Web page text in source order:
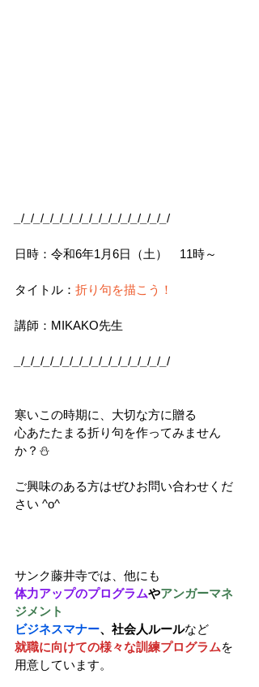
/ / / / / / / / / / / / / / / /
日時：令和6年1月6日（土）　11時～
タイトル： 折り句を描こう！
講師：MIKAKO先生
/ / / / / / / / / / / / / / / /
寒いこの時期に、大切な方に贈る
心あたたまる折り句を作ってみません
か？⛄
ご興味のある方はぜひお問い合わせくだ
さい ^o^
サンク藤井寺では、他にも
体力アップのプログラムやアンガーマネ
ジメント
ビジネスマナー、社会人ルールなど
就職に向けての様々な訓練プログラムを
用意しています。